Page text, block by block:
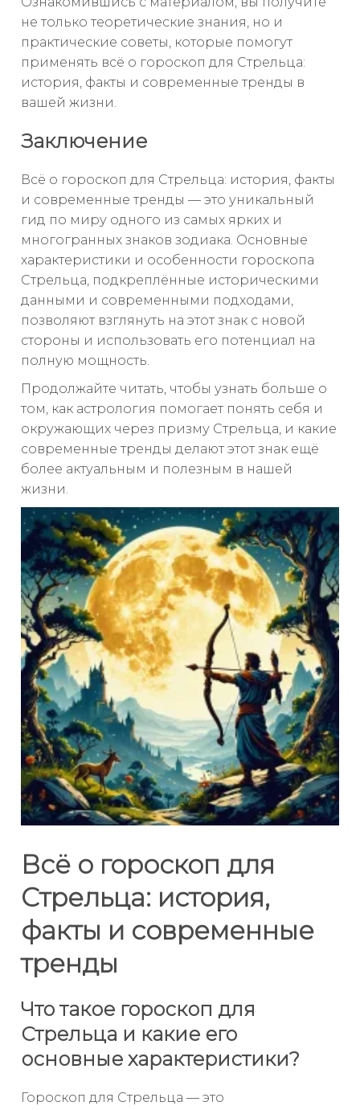
не только теоретические знания, но и
практические советы, которые помогут
применять всё о гороскоп для Стрельца:
история, факты и современные тренды в
вашей жизни.
Заключение
Всё о гороскоп для Стрельца: история, факты
и современные тренды — это уникальный
гид по миру одного из самых ярких и
многогранных знаков зодиака. Основные
характеристики и особенности гороскопа
Стрельца, подкреплённые историческими
данными и современными подходами,
позволяют взглянуть на этот знак с новой
стороны и использовать его потенциал на
полную мощность.
Продолжайте читать, чтобы узнать больше о
том, как астрология помогает понять себя и
окружающих через призму Стрельца, и какие
современные тренды делают этот знак ещё
более актуальным и полезным в нашей
жизни.
Всё о гороскоп для
Стрельца: история,
факты и современные
тренды
Что такое гороскоп для
Стрельца и какие его
основные характеристики?
Гороскоп для Стрельца — это